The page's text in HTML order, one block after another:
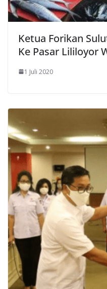
Ketua Forikan
Ke Pasar Lililoyor
1 Juli 2020